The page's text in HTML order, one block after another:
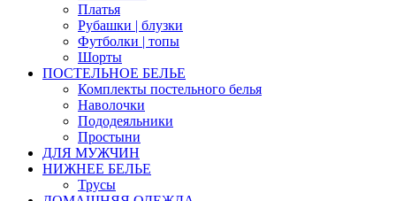
Платья
Рубашки | блузки
Футболки | топы
Шорты
ПОСТЕЛЬНОЕ БЕЛЬЕ
Комплекты постельного белья
Наволочки
Пододеяльники
Простыни
ДЛЯ МУЖЧИН
НИЖНЕЕ БЕЛЬЕ
Трусы